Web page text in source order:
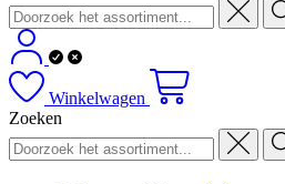
Winkelwagen
Zoeken